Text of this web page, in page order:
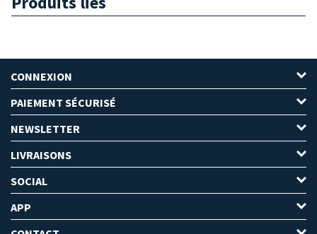
CONNEXION
PAIEMENT SÉCURISÉ
NEWSLETTER
LIVRAISONS
SOCIAL
APP